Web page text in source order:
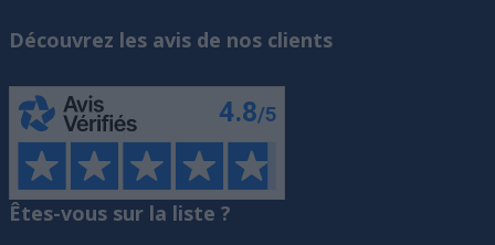
Découvrez les avis de nos clients
Êtes-vous sur la liste ?